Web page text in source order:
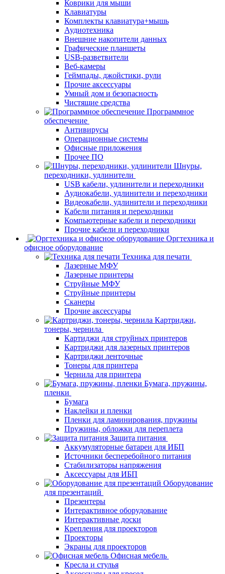
Коврики для мыши
Клавиатуры
Комплекты клавиатура+мышь
Аудиотехника
Внешние накопители данных
Графические планшеты
USB-разветвители
Веб-камеры
Геймпады, джойстики, рули
Прочие аксессуары
Умный дом и безопасность
Чистящие средства
Программное
обеспечение
Антивирусы
Операционные системы
Офисные приложения
Прочее ПО
Шнуры,
переходники, удлинители
USB кабели, удлинители и переходники
Аудиокабели, удлинители и переходники
Видеокабели, удлинители и переходники
Кабели питания и переходники
Компьютерные кабели и переходники
Прочие кабели и переходники
Оргтехника и
офисное оборудование
Техника для печати
Лазерные МФУ
Лазерные принтеры
Струйные МФУ
Струйные принтеры
Сканеры
Прочие аксессуары
Картриджи,
тонеры, чернила
Картиджи для струйных принтеров
Картриджи для лазерных принтеров
Картриджи ленточные
Тонеры для принтера
Чернила для принтера
Бумага, пружины,
пленки
Бумага
Наклейки и пленки
Пленки для ламинирования, пружины
Пружины, обложки для переплета
Защита питания
Аккумуляторные батареи для ИБП
Источники бесперебойного питания
Стабилизаторы напряжения
Аксессуары для ИБП
Оборудование
для презентаций
Презентеры
Интерактивное оборудование
Интерактивные доски
Крепления для проекторов
Проекторы
Экраны для проекторов
Офисная мебель
Кресла и стулья